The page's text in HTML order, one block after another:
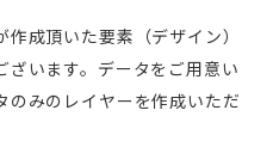
成頂いた要素（デザイン）
ざいます。データをご用意い
のみのレイヤーを作成いただ